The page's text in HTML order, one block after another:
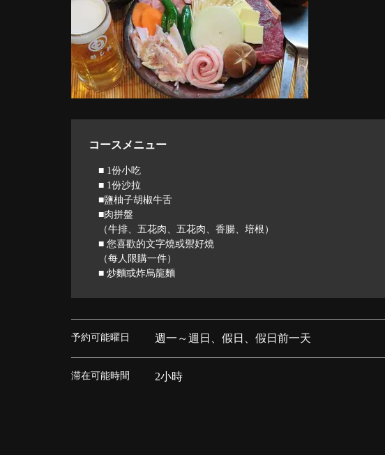
コースメニュー
■ 1份小吃
■ 1份沙拉
■鹽柚子胡椒牛舌
■肉拼盤
（牛排、五花肉、五花肉、香腸、培根）
■ 您喜歡的文字燒或禦好燒
（每人限購一件）
■ 炒麵或炸烏龍麵
予約可能曜日 週一～週日、假日、假日前一天
滞在可能時間 2小時